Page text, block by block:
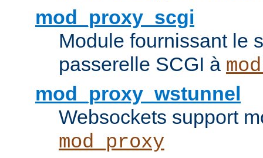
mod_proxy_scgi
Module fournissant le
passerelle SCGI à
mod_proxy_wstunnel
Websockets support
mod_proxy